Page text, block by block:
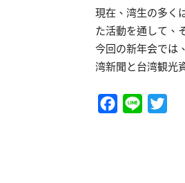
現在、湾生の多く
た活動を通して、
今回の新年会では
湾新聞と台湾観光
Facebook
Line